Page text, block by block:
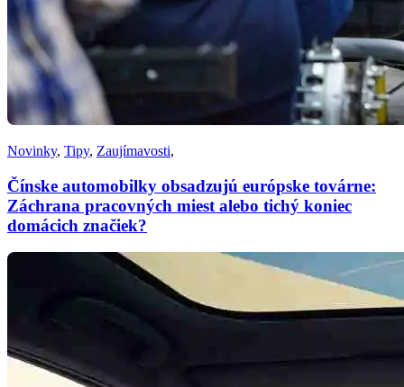
Novinky, Tipy, Zaujímavosti,
Čínske automobilky obsadzujú európske továrne:
Záchrana pracovných miest alebo tichý koniec
domácich značiek?